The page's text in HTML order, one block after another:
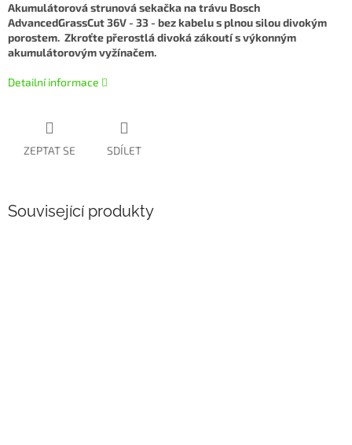
Akumulátorová strunová sekačka na trávu Bosch
AdvancedGrassCut 36V - 33 - bez kabelu s plnou silou divokým
porostem. Zkroťte přerostlá divoká zákoutí s výkonným
akumulátorovým vyžínačem.
Detailní informace
ZEPTAT SE SDÍLET
Související produkty